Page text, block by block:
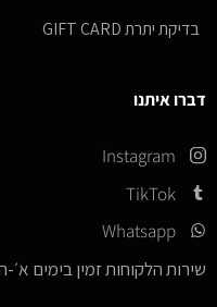
בדיקת יתרת GIFT CARD
דברו איתנו
Instagram
TikTok
Whatsapp
שירות הלקוחות זמין בימים א׳-ה׳, בין